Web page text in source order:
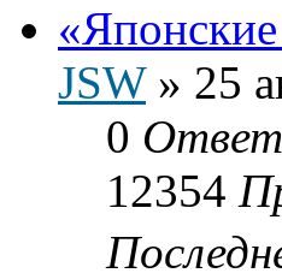
JSW» 25
0
12354